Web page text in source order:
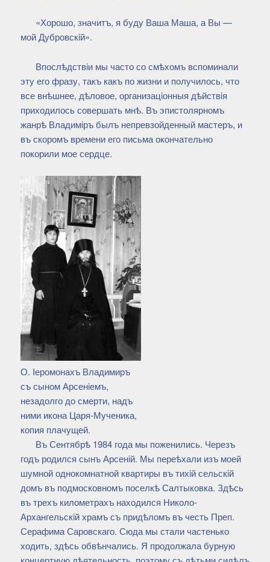
«Хорошо, значитъ, я буду Ваша Маша, а Вы —
мой Дубровскiй».
Впослѣдствiи мы часто со смѣхомъ вспоминали
эту его фразу, такъ какъ по жизни и получилось, что
все внѣшнее, дѣловое, организацiонныя дѣйствiя
приходилось совершать мнѣ. Въ эпистолярномъ
жанрѣ Владимiръ былъ непревзойденный мастеръ, и
въ скоромъ времени его письма окончательно
покорили мое сердце.
О. Iеромонахъ Владимиръ
съ сыном Арсенiемъ,
незадолго до смерти, надъ
ними икона Царя-Мученика,
копия плачущей.
Въ Сентябрѣ 1984 года мы поженились. Черезъ
годъ родился сынъ Арсенiй. Мы переѣхали изъ моей
шумной однокомнатной квартиры въ тихiй сельскiй
домъ въ подмосковномъ поселкѣ Салтыковка. Здѣсь
въ трехъ километрахъ находился Николо-
Архангельскiй храмъ съ придѣломъ въ честь Преп.
Серафима Саровскаго. Сюда мы стали частенько
ходить, здѣсь обвѣнчались. Я продолжала бурную